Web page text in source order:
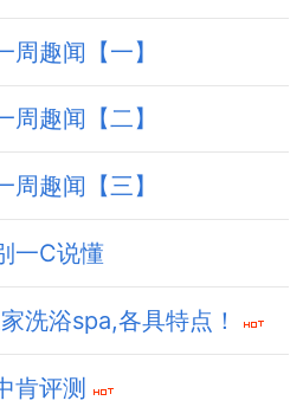
趣闻【一】
趣闻【二】
趣闻【三】
一C说懂
洗浴spa,各具特点！
肯评测